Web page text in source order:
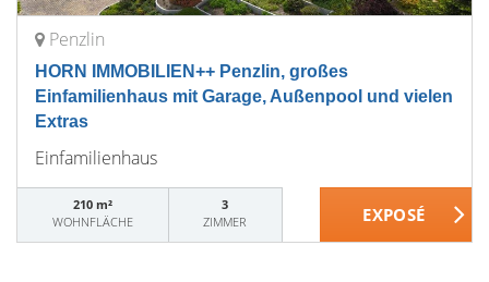
Penzlin
HORN IMMOBILIEN++ Penzlin, großes
Einfamilienhaus mit Garage, Außenpool und vielen
Extras
Einfamilienhaus
210 m²
WOHNFLÄCHE
3
ZIMMER